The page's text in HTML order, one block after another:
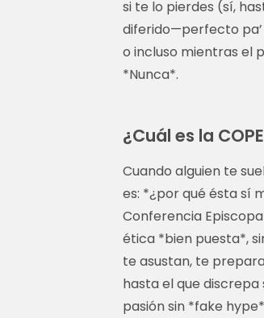
si te lo pierdes (sí,
diferido—perfecto
o incluso mientras el
*Nunca*.
¿Cuál es la
Cuando alguien te
es: *¿por qué ésta sí
Conferencia
ética *bien puesta*,
te asustan, te
hasta el que
pasión sin *fake